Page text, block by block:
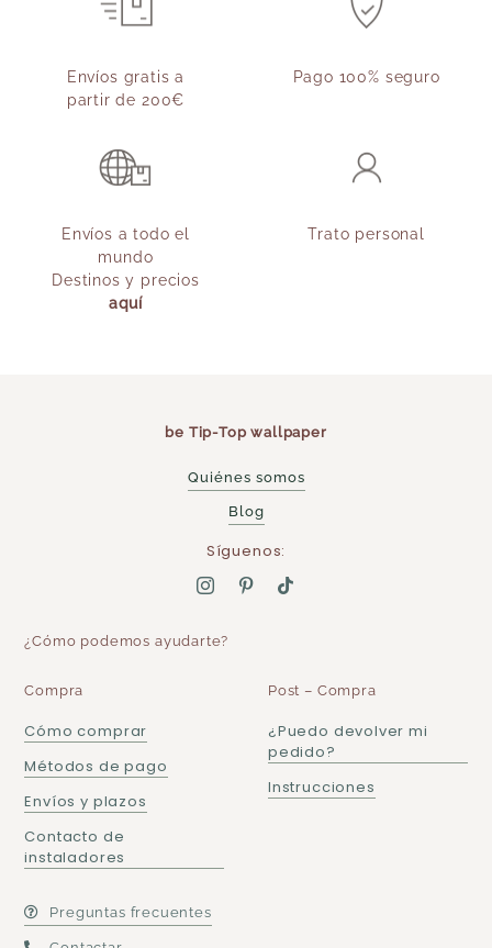
Envíos gratis a
partir de 200€
Pago 100% seguro
Envíos a todo el
mundo
Destinos y precios
aquí
Trato personal
be Tip-Top wallpaper
Quiénes somos
Blog
Síguenos:
¿Cómo podemos ayudarte?
Compra
Cómo comprar
Métodos de pago
Envíos y plazos
Contacto de
instaladores
Post – Compra
¿Puedo devolver mi
pedido?
Instrucciones
Preguntas frecuentes